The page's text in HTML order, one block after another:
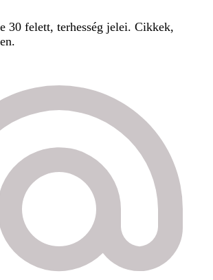
30 felett, terhesség jelei. Cikkek,